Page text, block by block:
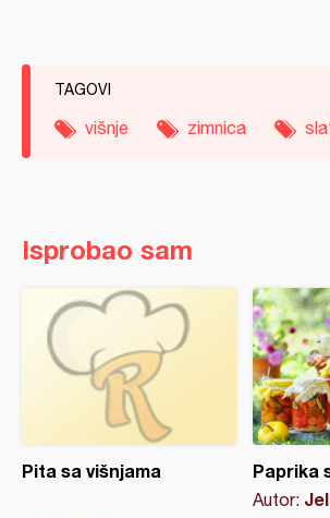
TAGOVI
višnje zimnica
Isprobao sam
Pita sa višnjama Paprika
Autor: